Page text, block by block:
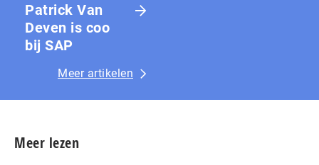
Patrick Van
Deven is coo
bij SAP
Meer artikelen
Meer lezen